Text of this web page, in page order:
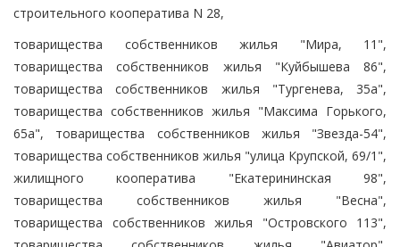
строительного кооператива N 28,
товарищества собственников жилья "Мира, 11",
товарищества собственников жилья "Куйбышева 86",
товарищества собственников жилья "Тургенева, 35а",
товарищества собственников жилья "Максима Горького,
65а", товарищества собственников жилья "Звезда-54",
товарищества собственников жилья "улица Крупской, 69/1",
жилищного кооператива "Екатерининская 98",
товарищества собственников жилья "Весна",
товарищества собственников жилья "Островского 113",